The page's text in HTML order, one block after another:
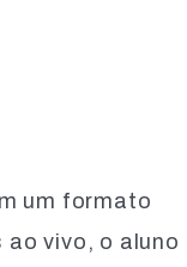
um formato
ao vivo, o aluno